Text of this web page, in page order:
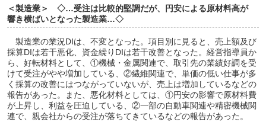
＜製造業＞ ◇…受注は比較的堅調だが、円安による原材料高が
響き横ばいとなった製造業…◇
製造業の業況DIは、不変となった。項目別に見ると、売上額及び
採算DIは若干悪化、資金繰りDIは若干改善となった。経営指導員か
ら、好転材料として、①機械・金属関連で、取引先の業績好調を受
けて受注がやや増加している、②繊維関連で、単価の低い仕事が多
く採算の改善にはつながっていないが、売上は増加しているなどの
報告があった。また、悪化材料としては、①円安の影響で原材料費
が上昇し、利益を圧迫している、②一部の自動車関連や精密機械関
連で、親会社からの受注が落ちてきているなどの報告があった。